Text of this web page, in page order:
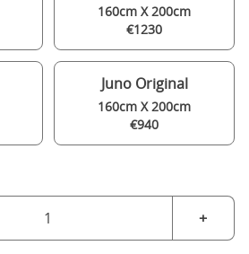
160cm X 200cm
€1230
Juno Original
160cm X 200cm
€940
+